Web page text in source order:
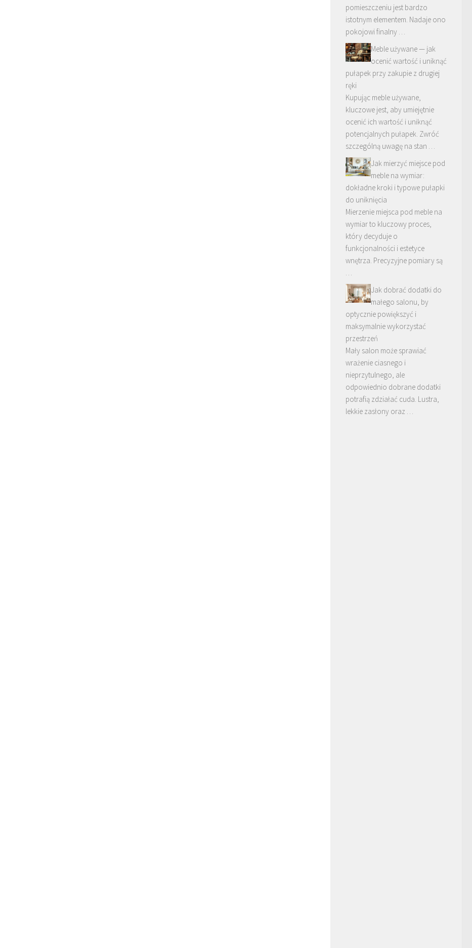
pomieszczeniu jest bardzo
istotnym elementem. Nadaje ono
pokojowi finalny …
Meble używane — jak
ocenić wartość i uniknąć
pułapek przy zakupie z drugiej
ręki
Kupując meble używane,
kluczowe jest, aby umiejętnie
ocenić ich wartość i uniknąć
potencjalnych pułapek. Zwróć
szczególną uwagę na stan …
Jak mierzyć miejsce pod
meble na wymiar:
dokładne kroki i typowe pułapki
do uniknięcia
Mierzenie miejsca pod meble na
wymiar to kluczowy proces,
który decyduje o
funkcjonalności i estetyce
wnętrza. Precyzyjne pomiary są
…
Jak dobrać dodatki do
małego salonu, by
optycznie powiększyć i
maksymalnie wykorzystać
przestrzeń
Mały salon może sprawiać
wrażenie ciasnego i
nieprzytulnego, ale
odpowiednio dobrane dodatki
potrafią zdziałać cuda. Lustra,
lekkie zasłony oraz …